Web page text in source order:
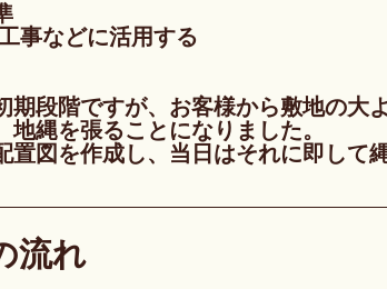
事などに活用する
期段階ですが、お客様から敷地の大
地縄を張ることになりました。
置図を作成し、当日はそれに即して
流れ